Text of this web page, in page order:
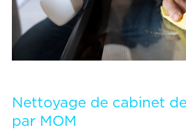
Nettoyage de cabinet
par MOM